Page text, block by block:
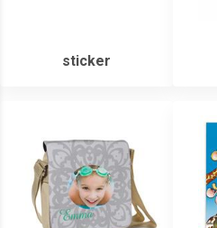
sticker